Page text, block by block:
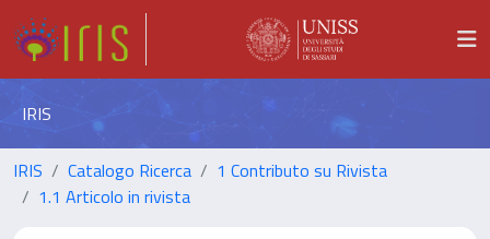
IRIS
IRIS Catalogo Ricerca
1 Contributo su Rivista
1.1 Articolo in rivista